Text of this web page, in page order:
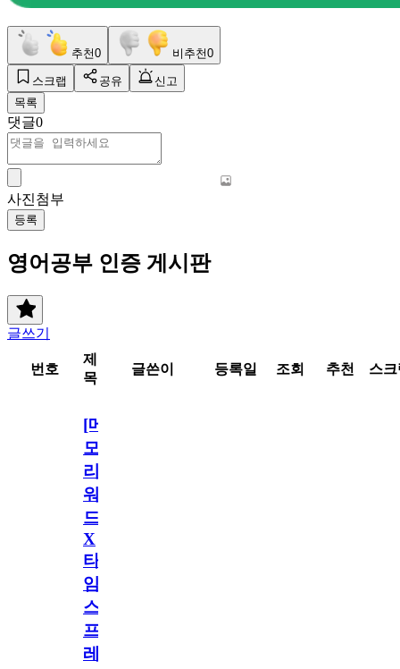
추천0 비추천0
스크랩 공유
신고
목록
댓글0
사진첨부
등록
영어공부 인증 게시판
글쓰기
번호
제
목
글쓴이 등록일 조회 추천 스
[메
모
리
워
드
X
타
임
스
프
레